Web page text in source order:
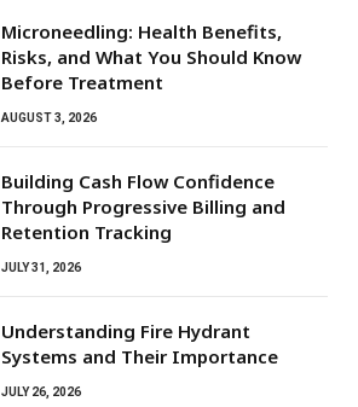
Microneedling: Health Benefits,
Risks, and What You Should Know
Before Treatment
AUGUST 3, 2026
Building Cash Flow Confidence
Through Progressive Billing and
Retention Tracking
JULY 31, 2026
Understanding Fire Hydrant
Systems and Their Importance
JULY 26, 2026